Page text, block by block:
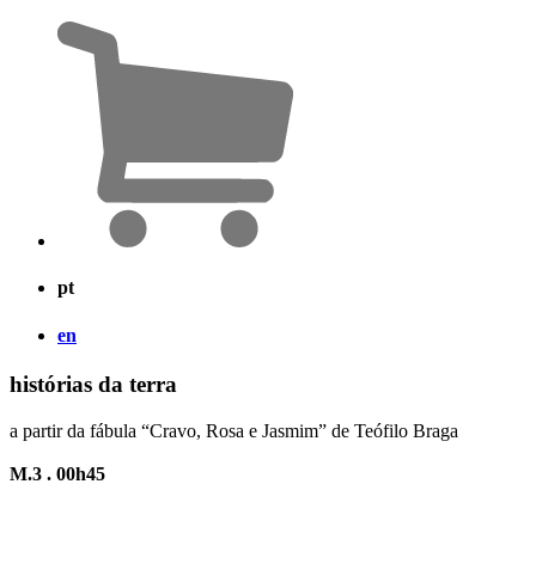
pt
en
histórias da terra
a partir da fábula “Cravo, Rosa e Jasmim” de Teófilo Braga
M.3 . 00h45